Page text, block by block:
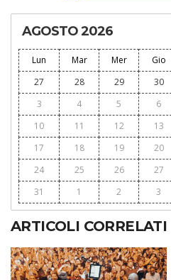
AGOSTO 2026
Lun Mar Mer Gio
27
28 29 30
3
4 5 6
10
11 12 13
17
18 19 20
24
25 26 27
31
1 2 3
ARTICOLI CORRELATI